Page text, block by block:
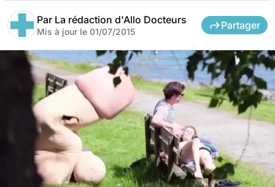
Par La rédaction d'Allo Docteurs
Mis à jour le 01/07/2015
Partager